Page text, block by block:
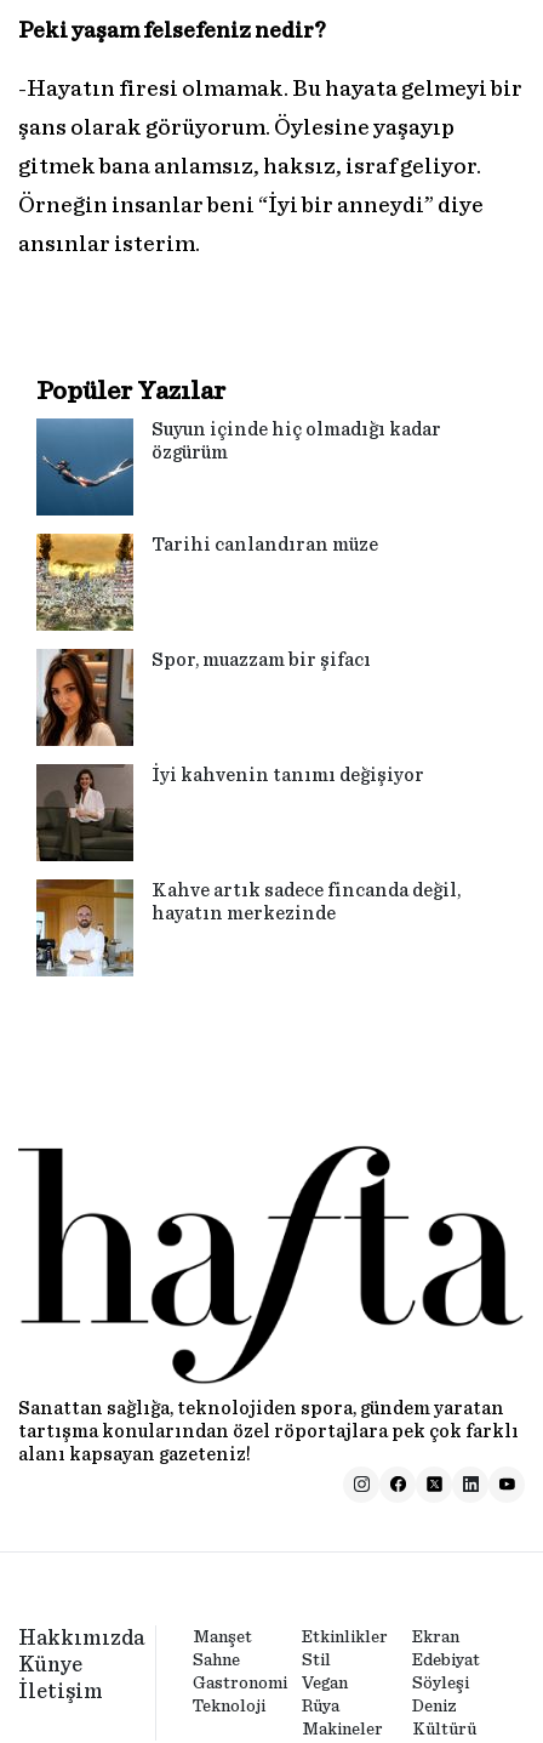
Peki yaşam felsefeniz nedir?
-Hayatın firesi olmamak. Bu hayata gelmeyi bir
şans olarak görüyorum. Öylesine yaşayıp
gitmek bana anlamsız, haksız, israf geliyor.
Örneğin insanlar beni “İyi bir anneydi” diye
ansınlar isterim.
Popüler Yazılar
Suyun içinde hiç olmadığı kadar
özgürüm
Tarihi canlandıran müze
Spor, muazzam bir şifacı
İyi kahvenin tanımı değişiyor
Kahve artık sadece fincanda değil,
hayatın merkezinde
Sanattan sağlığa, teknolojiden spora, gündem yaratan
tartışma konularından özel röportajlara pek çok farklı
alanı kapsayan gazeteniz!
Hakkımızda
Künye
İletişim
Manşet Etkinlikler
Ekran
Sahne
Stil
Edebiyat
Gastronomi
Vegan
Söyleşi
Teknoloji
Rüya
Makineler
Deniz
Kültürü